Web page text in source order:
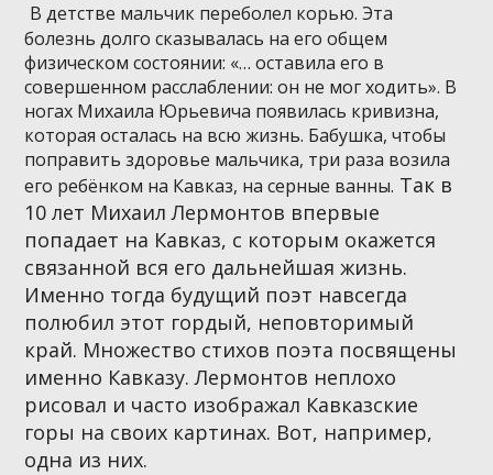
В детстве мальчик переболел корью. Эта
болезнь долго сказывалась на его общем
физическом состоянии: «… оставила его в
совершенном расслаблении: он не мог ходить». В
ногах Михаила Юрьевича появилась кривизна,
которая осталась на всю жизнь. Бабушка, чтобы
поправить здоровье мальчика, три раза возила
его ребёнком на Кавказ, на серные ванны. Так в
10 лет Михаил Лермонтов впервые
попадает на Кавказ, с которым окажется
связанной вся его дальнейшая жизнь.
Именно тогда будущий поэт навсегда
полюбил этот гордый, неповторимый
край. Множество стихов поэта посвящены
именно Кавказу. Лермонтов неплохо
рисовал и часто изображал Кавказские
горы на своих картинах. Вот, например,
одна из них.